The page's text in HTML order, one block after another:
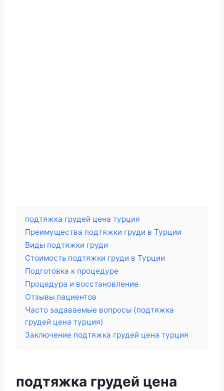
подтяжка грудей цена турция
Преимущества подтяжки груди в Турции
Виды подтяжки груди
Стоимость подтяжки груди в Турции
Подготовка к процедуре
Процедура и восстановление
Отзывы пациентов
Часто задаваемые вопросы (подтяжка
грудей цена турция)
Заключение подтяжка грудей цена турция
подтяжка грудей цена